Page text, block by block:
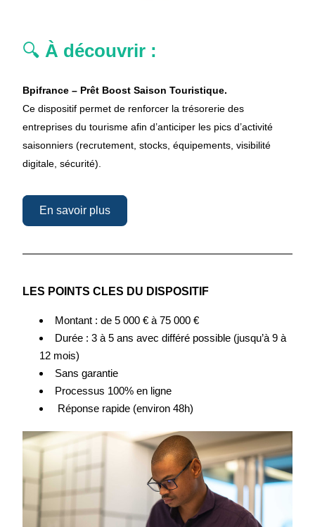
🔍 À découvrir :
Bpifrance – Prêt Boost Saison Touristique.
Ce dispositif permet de renforcer la trésorerie des
entreprises du tourisme afin d’anticiper les pics d’activité
saisonniers (recrutement, stocks, équipements, visibilité
digitale, sécurité).
En savoir plus
LES POINTS CLES DU DISPOSITIF
Montant : de 5 000 € à 75 000 €
Durée : 3 à 5 ans avec différé possible (jusqu’à 9 à
12 mois)
Sans garantie
Processus 100% en ligne
Réponse rapide (environ 48h)